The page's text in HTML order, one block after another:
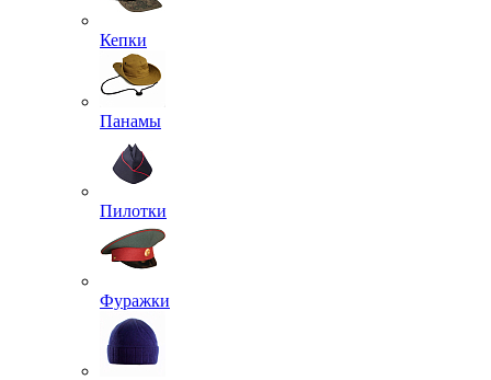
Кепки
Панамы
Пилотки
Фуражки